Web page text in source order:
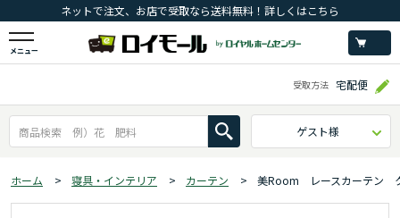
ネットで注文、お店で受取なら送料無料！詳しくはこちら
メニュー
受取方法 宅配便
ゲスト様
ホーム > 寝具・インテリア > カーテン > 美Room レースカーテン